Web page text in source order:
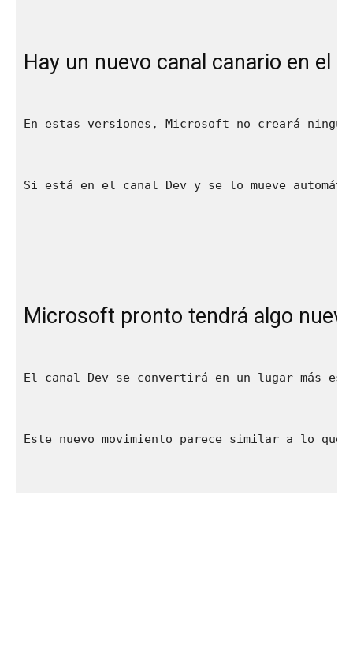
Hay un nuevo canal canario en el
En estas versiones, Microsoft no creará
Si está en el canal Dev y se lo mueve
Microsoft pronto tendrá algo
El canal Dev se convertirá en un lugar más
Este nuevo movimiento parece similar a lo